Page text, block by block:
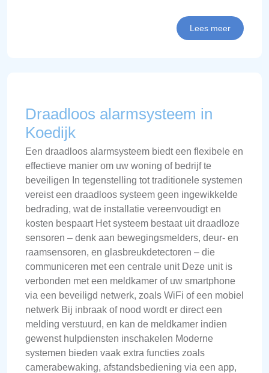
Lees meer
Draadloos alarmsysteem in
Koedijk
Een draadloos alarmsysteem biedt een flexibele en
effectieve manier om uw woning of bedrijf te
beveiligen In tegenstelling tot traditionele systemen
vereist een draadloos systeem geen ingewikkelde
bedrading, wat de installatie vereenvoudigt en
kosten bespaart Het systeem bestaat uit draadloze
sensoren – denk aan bewegingsmelders, deur- en
raamsensoren, en glasbreukdetectoren – die
communiceren met een centrale unit Deze unit is
verbonden met een meldkamer of uw smartphone
via een beveiligd netwerk, zoals WiFi of een mobiel
netwerk Bij inbraak of nood wordt er direct een
melding verstuurd, en kan de meldkamer indien
gewenst hulpdiensten inschakelen Moderne
systemen bieden vaak extra functies zoals
camerabewaking, afstandsbediening via een app,